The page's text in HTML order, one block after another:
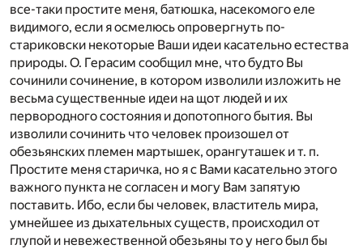
все-таки простите меня, батюшка, насекомого еле
видимого, если я осмелюсь опровергнуть по-
стариковски некоторые Ваши идеи касательно естества
природы. О. Герасим сообщил мне, что будто Вы
сочинили сочинение, в котором изволили изложить не
весьма существенные идеи на щот людей и их
первородного состояния и допотопного бытия. Вы
изволили сочинить что человек произошел от
обезьянских племен мартышек, орангуташек и т. п.
Простите меня старичка, но я с Вами касательно этого
важного пункта не согласен и могу Вам запятую
поставить. Ибо, если бы человек, властитель мира,
умнейшее из дыхательных существ, происходил от
глупой и невежественной обезьяны то у него был бы